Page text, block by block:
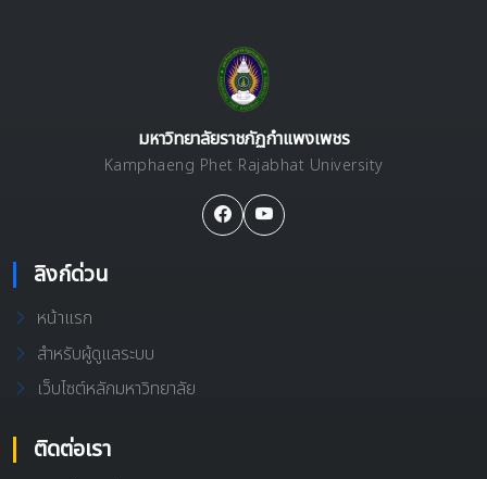
มหาวิทยาลัยราชภัฏกำแพงเพชร
Kamphaeng Phet Rajabhat University
ลิงก์ด่วน
หน้าแรก
สำหรับผู้ดูแลระบบ
เว็บไซต์หลักมหาวิทยาลัย
ติดต่อเรา